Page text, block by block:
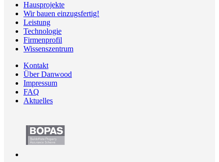
Hausprojekte
Wir bauen einzugsfertig!
Leistung
Technologie
Firmenprofil
Wissenszentrum
Kontakt
Über Danwood
Impressum
FAQ
Aktuelles